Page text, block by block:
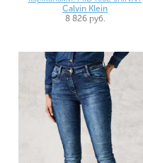
Calvin Klein
8 826 руб.